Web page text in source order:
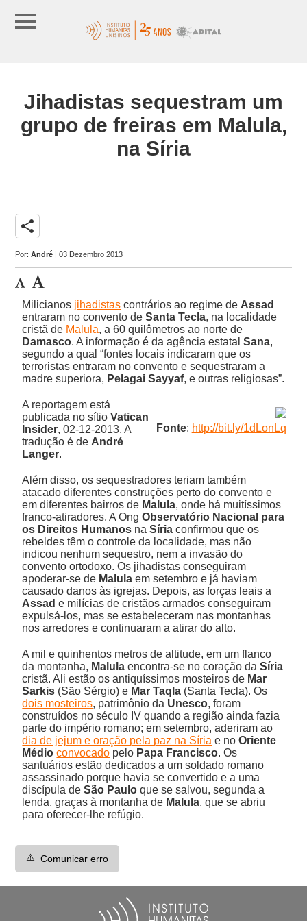
Jihadistas sequestram um
grupo de freiras em Malula,
na Síria
share
Por:André | 03 Dezembro 2013
Milicianos jihadistas contrários ao regime de Assad
entraram no convento deSanta Tecla, na localidade
cristã de Malula, a 60 quilômetros ao norte de
Damasco. A informação é da agência estatalSana,
segundo a qual “fontes locais indicaram que os
terroristas entraram no convento e sequestraram a
madre superiora, Pelagai Sayyaf, e outras religiosas”.
Fonte: http://bit.ly/1dLonLq
A reportagem está
publicada no sítioVatican
Insider, 02-12-2013. A
tradução é de André
Langer.
Além disso, os sequestradores teriam também
atacado diferentes construções perto do convento e
em diferentes bairros de Malula, onde há muitíssimos
franco-atiradores. A OngObservatório Nacional para
os Direitos Humanos naSíria confirmou que os
rebeldes têm o controle da localidade, mas não
indicou nenhum sequestro, nem a invasão do
convento ortodoxo. Os jihadistas conseguiram
apoderar-se de Malula em setembro e já haviam
causado danos às igrejas. Depois, as forças leais a
Assad e milícias de cristãos armados conseguiram
expulsá-los, mas se estabeleceram nas montanhas
nos arredores e continuaram a atirar do alto.
A mil e quinhentos metros de altitude, em um flanco
da montanha, Malula encontra-se no coração daSíria
cristã. Ali estão os antiquíssimos mosteiros de Mar
Sarkis (São Sérgio) e Mar Taqla (Santa Tecla). Os
dois mosteiros, patrimônio da Unesco, foram
construídos no século IV quando a região ainda fazia
parte do império romano; em setembro, aderiram ao
dia de jejum e oração pela paz na Síria e noOriente
Médio convocado pelo Papa Francisco. Os
santuários estão dedicados a um soldado romano
assassinado porque havia se convertido e a uma
discípula deSão Paulo que se salvou, segunda a
lenda, graças à montanha de Malula, que se abriu
para oferecer-lhe refúgio.
⚠️ Comunicar erro